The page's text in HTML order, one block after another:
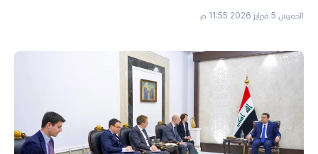
الخميس 5 فبراير 2026 11:55 م